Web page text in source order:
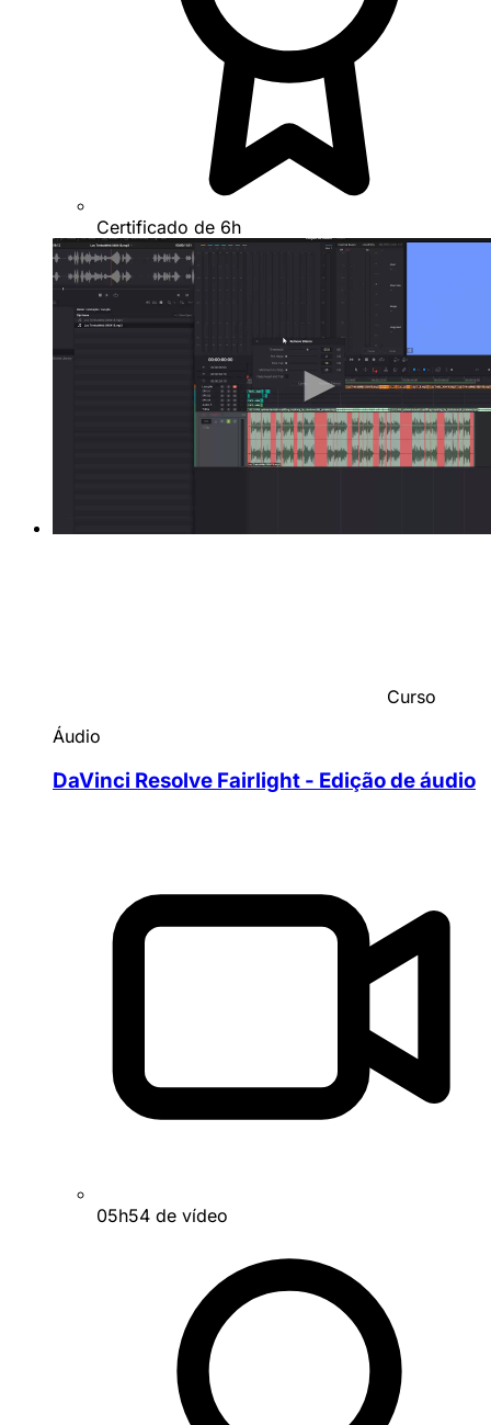
Certificado de 6h
Curso
Áudio
DaVinci Resolve Fairlight - Edição de áudio
05h54 de vídeo